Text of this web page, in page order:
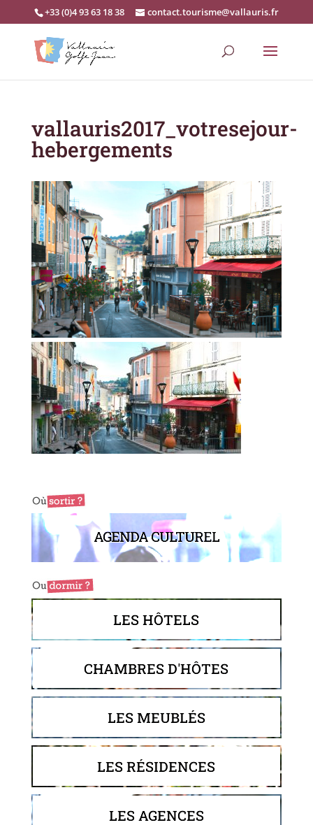
+33 (0)4 93 63 18 38 contact.tourisme@vallauris.fr
vallauris2017_votresejour-
hebergements
AGENDA CULTUREL
LES HÔTELS
CHAMBRES D'HÔTES
LES MEUBLÉS
LES RÉSIDENCES
LES AGENCES